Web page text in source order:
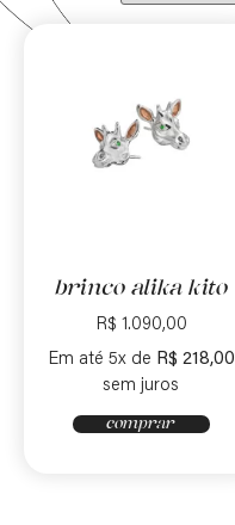
brinco alika kito
R$ 1.090,00
Em até 5x de R$ 218,00
sem juros
comprar